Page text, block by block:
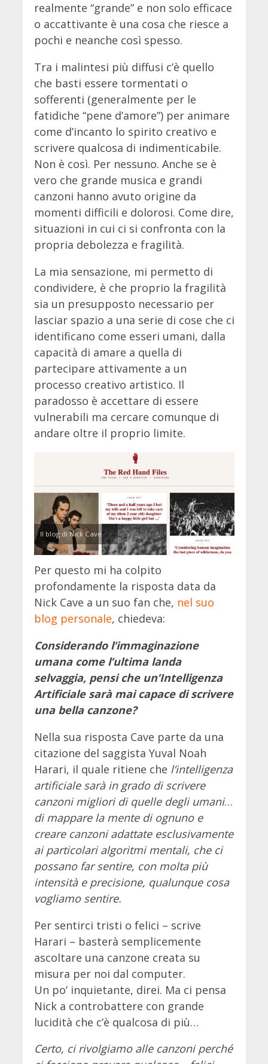
realmente “grande” e non solo efficace
o accattivante è una cosa che riesce a
pochi e neanche così spesso.
Tra i malintesi più diffusi c’è quello
che basti essere tormentati o
sofferenti (generalmente per le
fatidiche “pene d’amore”) per animare
come d’incanto lo spirito creativo e
scrivere qualcosa di indimenticabile.
Non è così. Per nessuno. Anche se è
vero che grande musica e grandi
canzoni hanno avuto origine da
momenti difficili e dolorosi. Come dire,
situazioni in cui ci si confronta con la
propria debolezza e fragilità.
La mia sensazione, mi permetto di
condividere, è che proprio la fragilità
sia un presupposto necessario per
lasciar spazio a una serie di cose che ci
identificano come esseri umani, dalla
capacità di amare a quella di
partecipare attivamente a un
processo creativo artistico. Il
paradosso è accettare di essere
vulnerabili ma cercare comunque di
andare oltre il proprio limite.
Il blog di Nick Cave
Per questo mi ha colpito
profondamente la risposta data da
Nick Cave a un suo fan che, nel suo
blog personale, chiedeva:
Considerando l’immaginazione
umana come l’ultima landa
selvaggia, pensi che un’Intelligenza
Artificiale sarà mai capace di scrivere
una bella canzone?
Nella sua risposta Cave parte da una
citazione del saggista Yuval Noah
Harari, il quale ritiene che l’intelligenza
artificiale sarà in grado di scrivere
canzoni migliori di quelle degli umani…
di mappare la mente di ognuno e
creare canzoni adattate esclusivamente
ai particolari algoritmi mentali, che ci
possano far sentire, con molta più
intensità e precisione, qualunque cosa
vogliamo sentire.
Per sentirci tristi o felici – scrive
Harari – basterà semplicemente
ascoltare una canzone creata su
misura per noi dal computer.
Un po’ inquietante, direi. Ma ci pensa
Nick a controbattere con grande
lucidità che c’è qualcosa di più…
Certo, ci rivolgiamo alle canzoni perché